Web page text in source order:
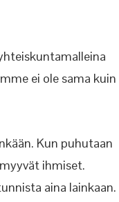
ei ole sama kuin
Kun puhutaan
ihmiset.
aina lainkaan.